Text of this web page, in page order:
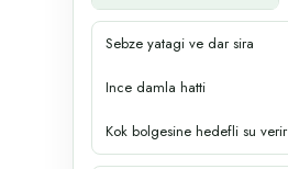
Sebze yatagi ve dar sira
Ince damla hatti
Kok bolgesine hedefli su verir